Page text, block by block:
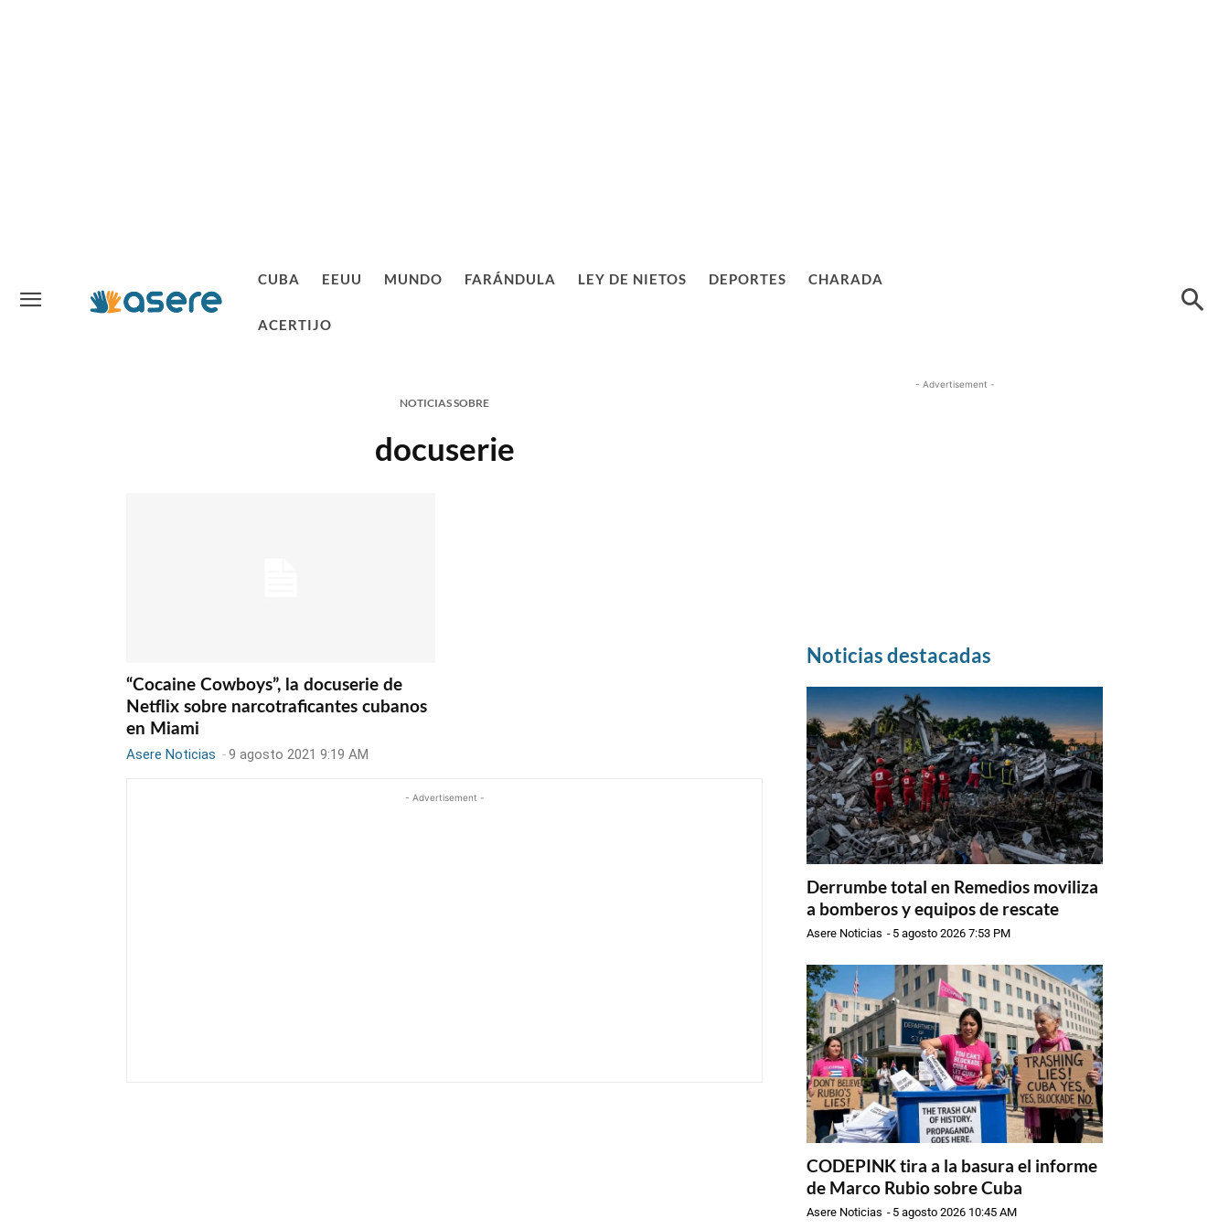
CUBA EEUU MUNDO FARÁNDULA LEY DE NIETOS DEPORTES CHARADA
ACERTIJO
NOTICIAS SOBRE
docuserie
“Cocaine Cowboys”, la docuserie de
Netflix sobre narcotraficantes cubanos
en Miami
Asere Noticias -9 agosto 2021 9:19 AM
- Advertisement -
- Advertisement -
Noticias destacadas
Derrumbe total en Remedios moviliza
a bomberos y equipos de rescate
Asere Noticias - 5 agosto 2026 7:53 PM
CODEPINK tira a la basura el informe
de Marco Rubio sobre Cuba
Asere Noticias - 5 agosto 2026 10:45 AM